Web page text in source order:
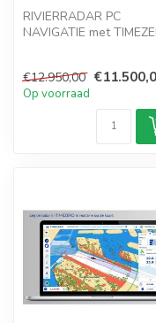
RIVIERRADAR PC
NAVIGATIE met
€12.950,00
Op voorraad